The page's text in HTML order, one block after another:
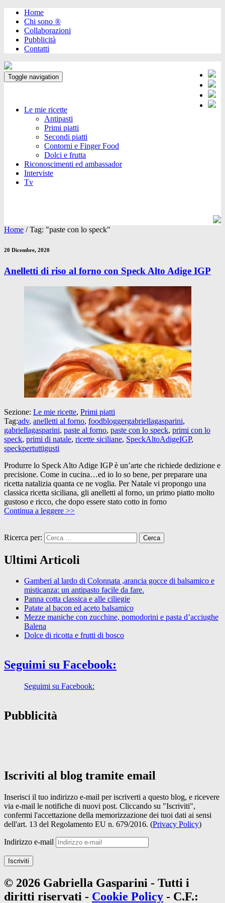
Home
Chi sono ®️
Collaborazioni
Pubblicità
Contatti
Toggle navigation
Le mie ricette
Antipasti
Primi piatti
Secondi piatti
Contorni e Finger Food
Dolci e frutta
Riconoscimenti ed ambassador
Interviste
Tv
Home /Tag: "paste con lo speck"
20 Dicembre, 2020
Anelletti di riso al forno con Speck Alto Adige IGP
Sezione: Le mie ricette, Primi piatti
Tag:adv, anelletti al forno, foodbloggergabriellagasparini,
gabriellagasparini, paste al forno, paste con lo speck, primi con lo
speck, primi di natale, ricette siciliane, SpeckAltoAdigeIGP,
speckpertuttigusti
Produrre lo Speck Alto Adige IGP è un’arte che richiede dedizione e
precisione. Come in cucina…ed io lo so bene, per preparare una
ricetta natalizia quanta ce ne voglia. Per Natale vi propongo una
classica ricetta siciliana, gli anelletti al forno, un primo piatto molto
gustoso e ricco, che dopo essere stato cotto in forno
Continua a leggere >>
Ricerca per:
Ultimi Articoli
Gamberi al lardo di Colonnata ,arancia gocce di balsamico e
misticanza: un antipasto facile da fare.
Panna cotta classica e alle ciliegie
Patate al bacon ed aceto balsamico
Mezze maniche con zucchine, pomodorini e pasta d’acciughe
Balena
Dolce di ricotta e frutti di bosco
Seguimi su Facebook:
Seguimi su Facebook:
Pubblicità
Iscriviti al blog tramite email
Inserisci il tuo indirizzo e-mail per iscriverti a questo blog, e ricevere
via e-mail le notifiche di nuovi post. Cliccando su "Iscriviti",
confermi l'accettazione della memorizzazione dei tuoi dati ai sensi
dell'art. 13 del Regolamento EU n. 679/2016. (Privacy Policy)
Indirizzo e-mail
Iscriviti
© 2026 Gabriella Gasparini - Tutti i
diritti riservati - Cookie Policy - C.F.: